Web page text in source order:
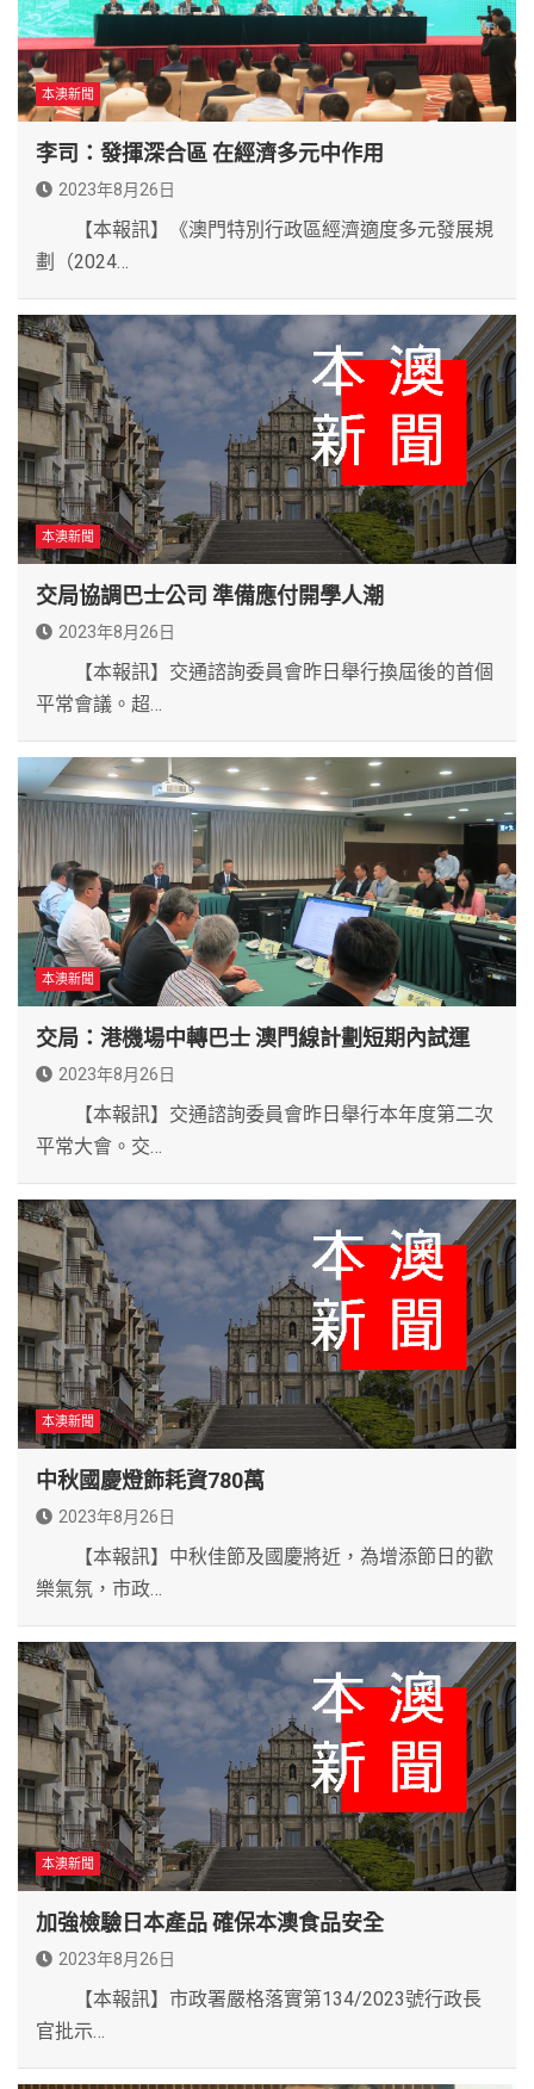
本澳新聞
李司：發揮深合區 在經濟多元中作用
2023年8月26日
【本報訊】《澳門特別行政區經濟適度多元發展規
劃（2024…
本澳新聞
交局協調巴士公司 準備應付開學人潮
2023年8月26日
【本報訊】交通諮詢委員會昨日舉行換屆後的首個
平常會議。超…
本澳新聞
交局：港機場中轉巴士 澳門線計劃短期內試運
2023年8月26日
【本報訊】交通諮詢委員會昨日舉行本年度第二次
平常大會。交…
本澳新聞
中秋國慶燈飾耗資780萬
2023年8月26日
【本報訊】中秋佳節及國慶將近，為增添節日的歡
樂氣氛，市政…
本澳新聞
加強檢驗日本產品 確保本澳食品安全
2023年8月26日
【本報訊】市政署嚴格落實第134/2023號行政長
官批示…